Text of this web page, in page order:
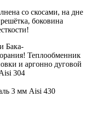
со скосами, на дне
боковина
Бака-
Теплообменник
и аргонно дуговой
304
3 мм Aisi 430